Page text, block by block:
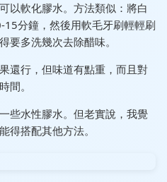
以軟化膠水。方法類似：將白
分鐘，然後用軟毛牙刷輕輕刷
要多洗幾次去除醋味。
還行，但味道有點重，而且對
間。
些水性膠水。但老實說，我覺
得搭配其他方法。